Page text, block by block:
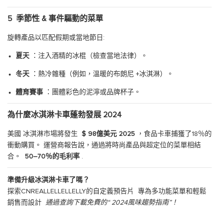
5 季節性 & 事件驅動的菜單
旋轉產品以匹配假期或當地節日:
夏天 ：注入酒精的冰棍（檢查當地法律）。
冬天 ：熱冷雜種（例如，溫暖的布朗尼 +冰淇淋）。
體育賽事 ：團體彩色的泥濘或品牌杯子。
為什麼冰淇淋卡車蓬勃發展 2024
美國 冰淇淋市場將發生 $ 98億美元 2025
，食品卡車捕獲了18％的
衝動購買。 運營商報告說，通過將時尚產品與超定位的菜單相結
合。
50–70％的毛利率 .
準備升級冰淇淋卡車了嗎？
探索CNREALLELLELLELLY的自定義預告片
專為多功能菜單和輕鬆
銷售而設計
通過查詢下載免費的“ 2024風味趨勢指南”！